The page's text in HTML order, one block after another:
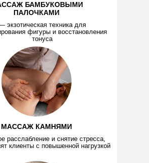
расслабление и снятие стресса,
клиенты с повышенной нагрузкой
МАССАЖ КАМНЯМИ
экзотическая техника для
фигуры и восстановления
тонуса
БАМБУКОВЫМИ
ПАЛОЧКАМИ